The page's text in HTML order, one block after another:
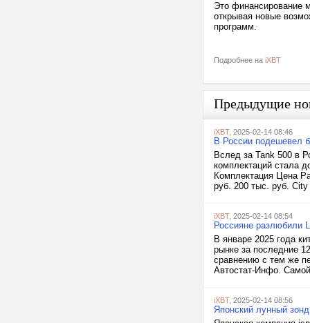
Это финансирование
открывая новые
программ.
Подробнее на iXBT
Предыдущие
iXBT, 2025-02-14 08:46
В России подешевел
Вслед за Tank 500 в
комплектаций стала
Комплектация Цена
руб. 200 тыс. руб.
iXBT, 2025-02-14 08:54
Россияне разлюбили
В январе 2025 года
рынке за последние
сравнению с тем же
Автостат-Инфо.
iXBT, 2025-02-14 08:56
Японский лунный